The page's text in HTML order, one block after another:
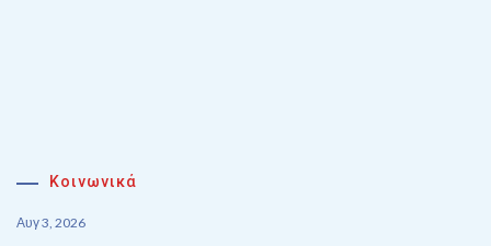
Κοινωνικά
Αυγ 3, 2026